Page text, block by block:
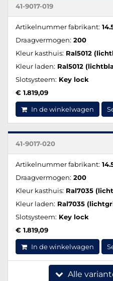
41-9017-019
Artikelnummer fabrikant:
Draagvermogen: 200
Kleur kasthuis: Ral5012
Kleur laden: Ral5012
Slotsysteem: Key lock
€ 1.819,09
In de winkelwagen
41-9017-020
Artikelnummer fabrikant:
Draagvermogen: 200
Kleur kasthuis: Ral7035
Kleur laden: Ral7035
Slotsysteem: Key lock
€ 1.819,09
In de winkelwagen
Alle